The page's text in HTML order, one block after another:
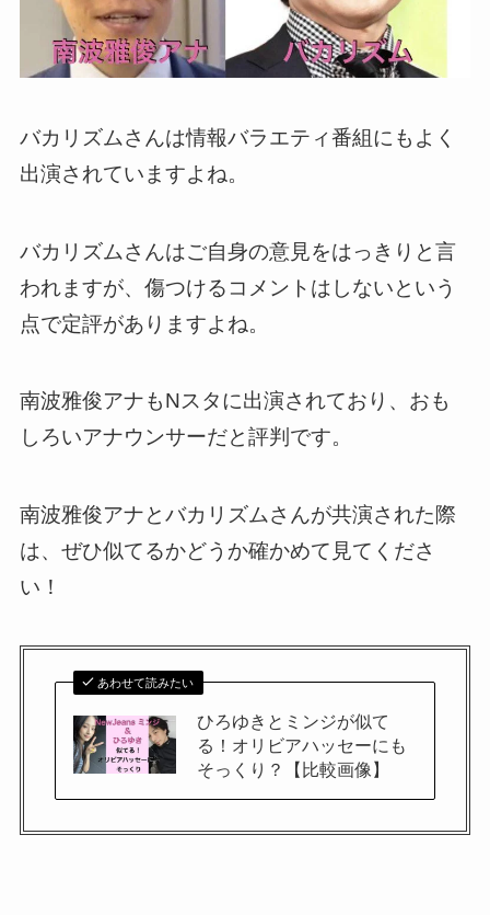
バカリズムさんは情報バラエティ番組にもよく
出演されていますよね。
バカリズムさんはご自身の意見をはっきりと言
われますが、傷つけるコメントはしないという
点で定評がありますよね。
南波雅俊アナもNスタに出演されており、おも
しろいアナウンサーだと評判です。
南波雅俊アナとバカリズムさんが共演された際
は、ぜひ似てるかどうか確かめて見てくださ
い！
あわせて読みたい
ひろゆきとミンジが似て
る！オリビアハッセーにも
そっくり？【比較画像】